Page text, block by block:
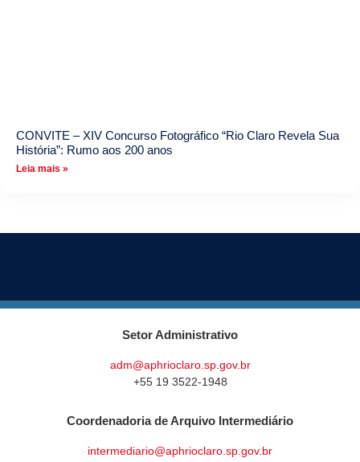
CONVITE – XIV Concurso Fotográfico “Rio Claro Revela Sua
História”: Rumo aos 200 anos
Leia mais »
Setor Administrativo
adm@aphrioclaro.sp.gov.br
+55 19 3522-1948
Coordenadoria de Arquivo Intermediário
intermediario@aphrioclaro.sp.gov.br